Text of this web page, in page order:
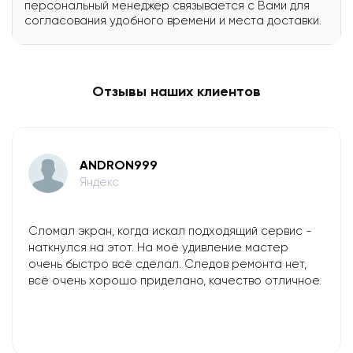
персональный менеджер связывается с Вами для
согласования удобного времени и места доставки.
Отзывы наших клиентов
ANDRON999
Яндекс
Сломал экран, когда искал подходящий сервис -
наткнулся на этот. На моё удивление мастер
очень быстро всё сделал. Следов ремонта нет,
всё очень хорошо приделано, качество отличное.